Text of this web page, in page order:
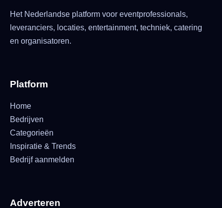
Het Nederlandse platform voor eventprofessionals,
leveranciers, locaties, entertainment, techniek, catering
en organisatoren.
Platform
Home
Bedrijven
Categorieën
Inspiratie & Trends
Bedrijf aanmelden
Adverteren